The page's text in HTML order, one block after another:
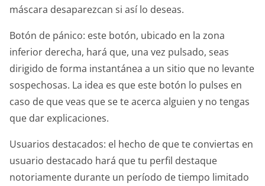
máscara desaparezcan si así lo deseas.
Botón de pánico: este botón, ubicado en la zona
inferior derecha, hará que, una vez pulsado, seas
dirigido de forma instantánea a un sitio que no levante
sospechosas. La idea es que este botón lo pulses en
caso de que veas que se te acerca alguien y no tengas
que dar explicaciones.
Usuarios destacados: el hecho de que te conviertas en
usuario destacado hará que tu perfil destaque
notoriamente durante un período de tiempo limitado